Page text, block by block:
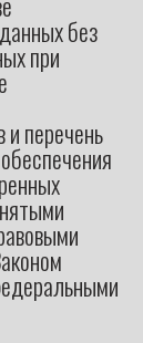
без
при
перечень